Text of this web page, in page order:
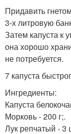
Придавить
3-х литровую
Затем капуста к
она хорошо
не потребуется.
7 капуста
Ингредиенты:
Капуста
Морковь - 200 г;.
Лук репчатый - 3